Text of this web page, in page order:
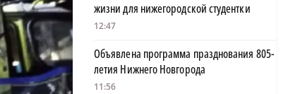
жизни для нижегородской студентки
12:47
Объявлена программа празднования 805-
летия Нижнего Новгорода
11:56